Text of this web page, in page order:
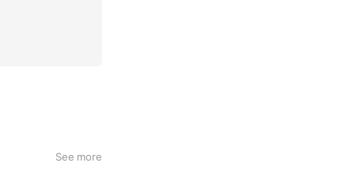
See more